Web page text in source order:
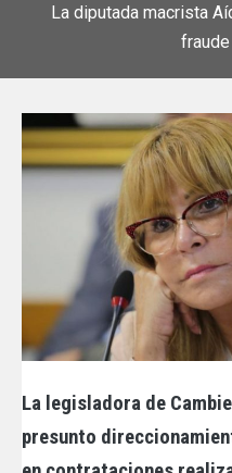
La diputada macrista
La legisladora de
presunto